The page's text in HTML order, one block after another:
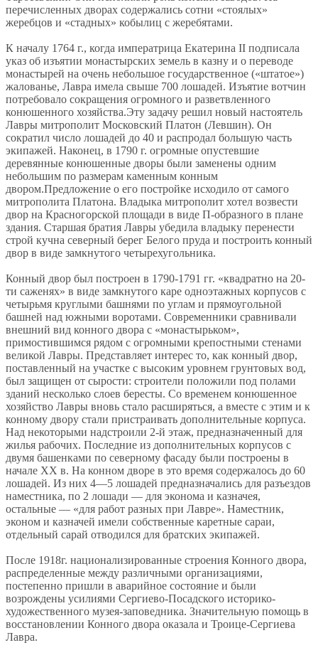
перечисленных дворах содержались сотни «стоялых»
жеребцов и «стадных» кобылиц с жеребятами.
К началу 1764 г., когда императрица Екатерина II подписала
указ об изъятии монастырских земель в казну и о переводе
монастырей на очень небольшое государственное («штатое»)
жалованье, Лавра имела свыше 700 лошадей. Изъятие вотчин
потребовало сокращения огромного и разветвленного
конюшенного хозяйства.Эту задачу решил новый настоятель
Лавры митрополит Московский Платон (Левшин). Он
сократил число лошадей до 40 и распродал большую часть
экипажей. Наконец, в 1790 г. огромные опустевшие
деревянные конюшенные дворы были заменены одним
небольшим по размерам каменным конным
двором.Предложение о его постройке исходило от самого
митрополита Платона. Владыка митрополит хотел возвести
двор на Красногорской площади в виде П-образного в плане
здания. Старшая братия Лавры убедила владыку перенести
строй кучна северный берег Белого пруда и построить конный
двор в виде замкнутого четырехугольника.
Конный двор был построен в 1790-1791 гг. «квадратно на 20-
ти саженях» в виде замкнутого каре одноэтажных корпусов с
четырьмя круглыми башнями по углам и прямоугольной
башней над южными воротами. Современники сравнивали
внешний вид конного двора с «монастырьком»,
примостившимся рядом с огромными крепостными стенами
великой Лавры. Представляет интерес то, как конный двор,
поставленный на участке с высоким уровнем грунтовых вод,
был защищен от сырости: строители положили под полами
зданий несколько слоев бересты. Со временем конюшенное
хозяйство Лавры вновь стало расширяться, а вместе с этим и к
конному двору стали пристраивать дополнительные корпуса.
Над некоторыми надстроили 2-й этаж, предназначенный для
жилья рабочих. Последние из дополнительных корпусов с
двумя башенками по северному фасаду были построены в
начале XX в. На конном дворе в это время содержалось до 60
лошадей. Из них 4—5 лошадей предназначались для разъездов
наместника, по 2 лошади — для эконома и казначея,
остальные — «для работ разных при Лавре». Наместник,
эконом и казначей имели собственные каретные сараи,
отдельный сарай отводился для братских экипажей.
После 1918г. национализированные строения Конного двора,
распределенные между различными организациями,
постепенно пришли в аварийное состояние и были
возрождены усилиями Сергиево-Посадского историко-
художественного музея-заповедника. Значительную помощь в
восстановлении Конного двора оказала и Троице-Сергиева
Лавра.